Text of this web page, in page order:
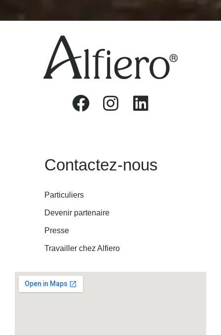
Contactez-nous
Particuliers
Devenir partenaire
Presse
Travailler chez Alfiero